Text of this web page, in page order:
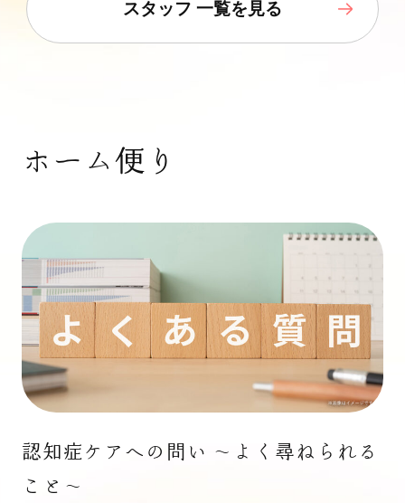
スタッフ 一覧を見る
ホーム便り
認知症ケアへの問い 〜よく尋ねられる
こと〜